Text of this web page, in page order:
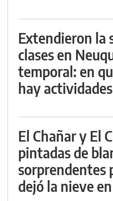
Extendieron la
clases en
temporal: en
hay actividades
El Chañar y El
pintadas de
sorprendentes
dejó la nieve